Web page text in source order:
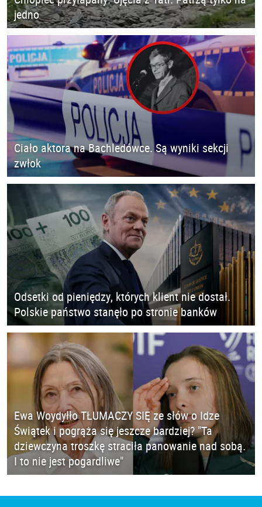
jedno
Ciało aktora na Bachledówce. Są wyniki sekcji
zwłok
Odsetki od pieniędzy, których klient nie dostał.
Polskie państwo stanęło po stronie banków
Ewa Woydyłło TŁUMACZY SIĘ ze słów o Idze
Świątek i pogrąża się jeszcze bardziej? "Ta
dziewczyna troszkę straciła panowanie nad sobą.
I to nie jest pogardliwe"